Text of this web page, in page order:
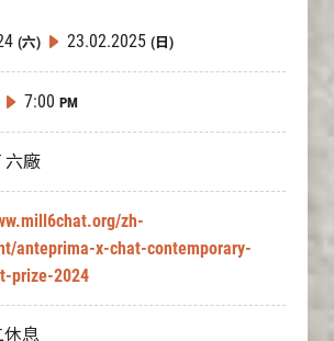
(六) 23.02.2025 (日)
7:00 PM
六廠
zh-
anteprima-x-chat-contemporary-
prize-2024
息